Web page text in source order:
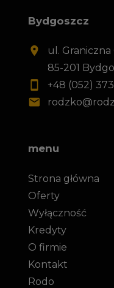
Bydgoszcz
ul. Graniczna
85-201
+48 (052)
menu
Strona główna
Oferty
Wyłączność
Kredyty
O firmie
Kontakt
Rodo